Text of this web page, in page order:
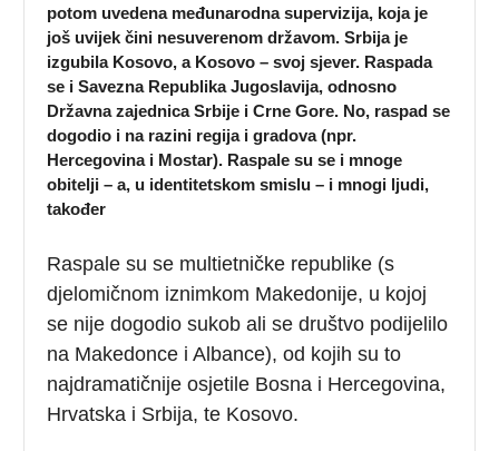
potom uvedena međunarodna supervizija, koja je
još uvijek čini nesuverenom državom. Srbija je
izgubila Kosovo, a Kosovo – svoj sjever. Raspada
se i Savezna Republika Jugoslavija, odnosno
Državna zajednica Srbije i Crne Gore. No, raspad se
dogodio i na razini regija i gradova (npr.
Hercegovina i Mostar). Raspale su se i mnoge
obitelji – a, u identitetskom smislu – i mnogi ljudi,
također
Raspale su se multietničke republike (s
djelomičnom iznimkom Makedonije, u kojoj
se nije dogodio sukob ali se društvo podijelilo
na Makedonce i Albance), od kojih su to
najdramatičnije osjetile Bosna i Hercegovina,
Hrvatska i Srbija, te Kosovo.